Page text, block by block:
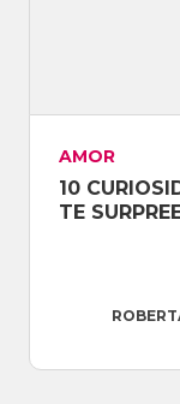
AMOR
10
TE